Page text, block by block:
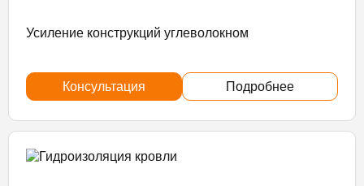
Усиление конструкций углеволокном
Консультация Подробнее